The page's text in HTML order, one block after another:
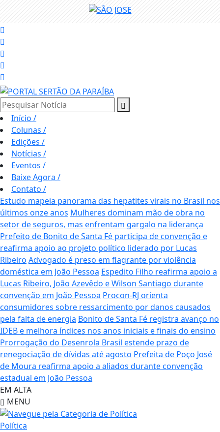
Pesquisar Notícia
Início /
Colunas /
Edições /
Notícias /
Eventos /
Baixe Agora /
Contato /
Estudo mapeia panorama das hepatites virais no Brasil nos
últimos onze anos Mulheres dominam mão de obra no
setor de seguros, mas enfrentam gargalo na liderança
Prefeito de Bonito de Santa Fé participa de convenção e
reafirma apoio ao projeto político liderado por Lucas
Ribeiro Advogado é preso em flagrante por violência
doméstica em João Pessoa Espedito Filho reafirma apoio a
Lucas Ribeiro, João Azevêdo e Wilson Santiago durante
convenção em João Pessoa Procon-RJ orienta
consumidores sobre ressarcimento por danos causados
pela falta de energia Bonito de Santa Fé registra avanço no
IDEB e melhora índices nos anos iniciais e finais do ensino
Prorrogação do Desenrola Brasil estende prazo de
renegociação de dívidas até agosto Prefeita de Poço José
de Moura reafirma apoio a aliados durante convenção
estadual em João Pessoa
EM ALTA
MENU
Política